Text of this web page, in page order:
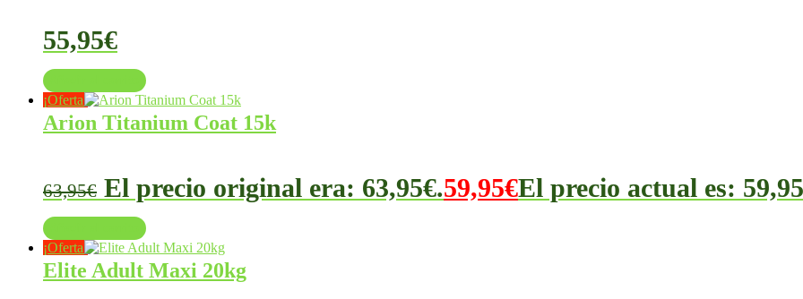
55,95€
¡Oferta!
Arion Titanium Coat 15k
63,95€ El precio original era: 63,95€.59,95€El precio actual es:
¡Oferta!
Elite Adult Maxi 20kg